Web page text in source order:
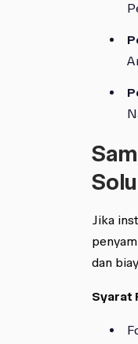
Jika
dan
Syarat